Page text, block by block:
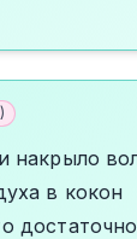
)
накрыло
в кокон